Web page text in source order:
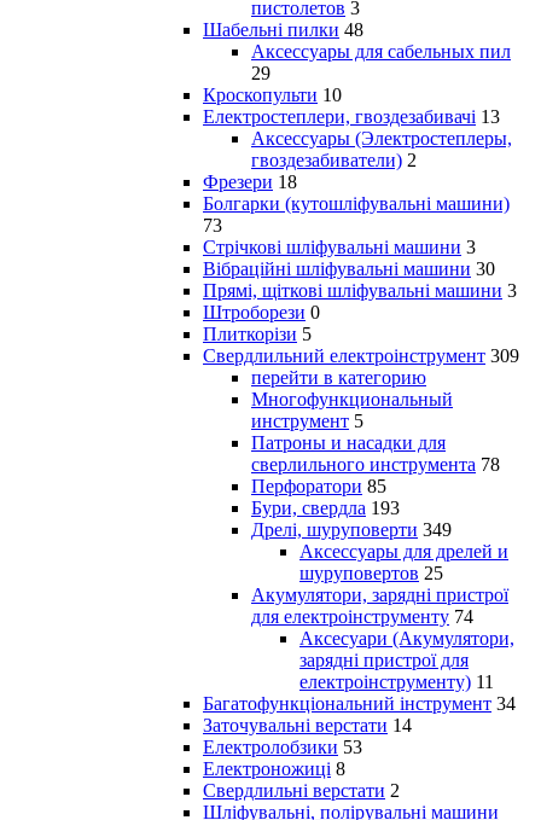
пистолетов 3
Шабельні пилки 48
Аксессуары для сабельных пил
29
Кроскопульти 10
Електростеплери, гвоздезабивачі 13
Аксессуары (Электростеплеры,
гвоздезабиватели) 2
Фрезери 18
Болгарки (кутошліфувальні машини)
73
Стрічкові шліфувальні машини 3
Вібраційні шліфувальні машини 30
Прямі, щіткові шліфувальні машини 3
Штроборези 0
Плиткорізи 5
Свердлильний електроінструмент 309
перейти в категорию
Многофункциональный
инструмент 5
Патроны и насадки для
сверлильного инструмента 78
Перфоратори 85
Бури, свердла 193
Дрелі, шуруповерти 349
Аксессуары для дрелей и
шуруповертов 25
Акумулятори, зарядні пристрої
для електроінструменту 74
Аксесуари (Акумулятори,
зарядні пристрої для
електроінструменту) 11
Багатофункціональний інструмент 34
Заточувальні верстати 14
Електролобзики 53
Електроножиці 8
Свердлильні верстати 2
Шліфувальні, полірувальні машини